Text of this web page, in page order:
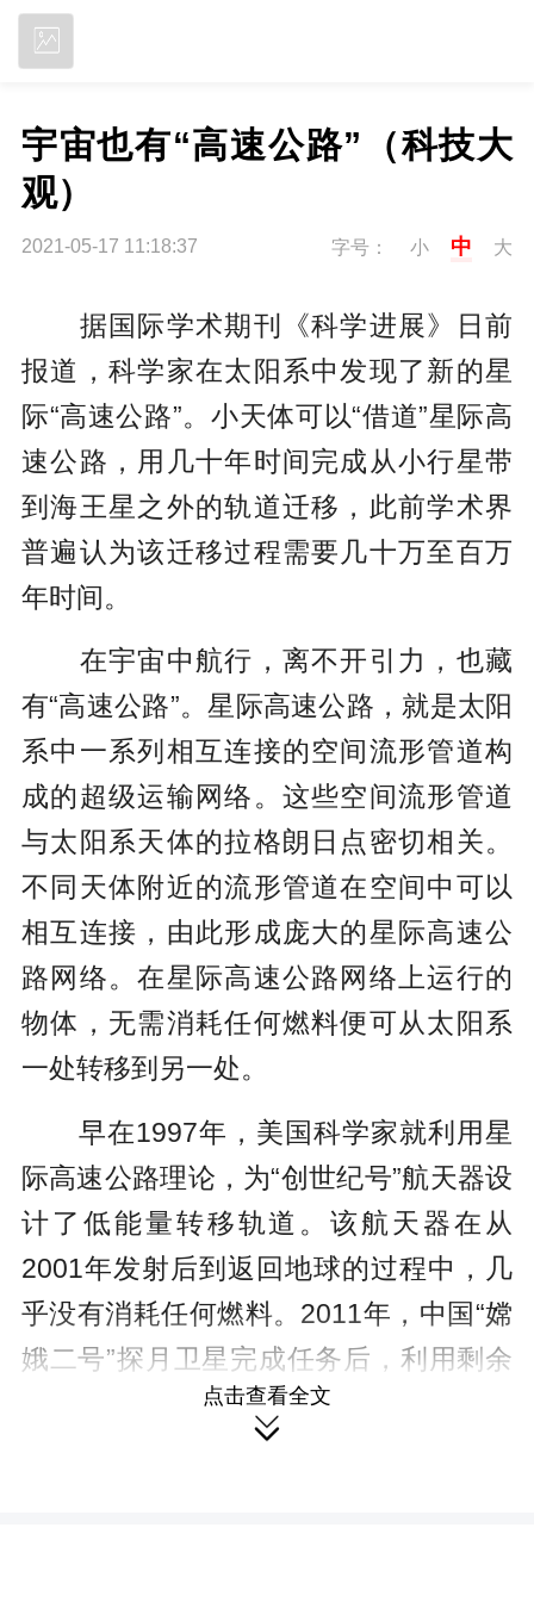
宇宙也有“高速公路”（科技大
观）
2021-05-17 11:18:37 字号： 小 中 大
据国际学术期刊《科学进展》日前
报道，科学家在太阳系中发现了新的星
际“高速公路”。小天体可以“借道”星际高
速公路，用几十年时间完成从小行星带
到海王星之外的轨道迁移，此前学术界
普遍认为该迁移过程需要几十万至百万
年时间。
在宇宙中航行，离不开引力，也藏
有“高速公路”。星际高速公路，就是太阳
系中一系列相互连接的空间流形管道构
成的超级运输网络。这些空间流形管道
与太阳系天体的拉格朗日点密切相关。
不同天体附近的流形管道在空间中可以
相互连接，由此形成庞大的星际高速公
路网络。在星际高速公路网络上运行的
物体，无需消耗任何燃料便可从太阳系
一处转移到另一处。
早在1997年，美国科学家就利用星
际高速公路理论，为“创世纪号”航天器设
计了低能量转移轨道。该航天器在从
2001年发射后到返回地球的过程中，几
乎没有消耗任何燃料。2011年，中国“嫦
娥二号”探月卫星完成任务后，利用剩余
不多的燃料“搭乘”星际高速公路飞向日地
系统第二拉格朗日点，成为世界上第一
点击查看全文
